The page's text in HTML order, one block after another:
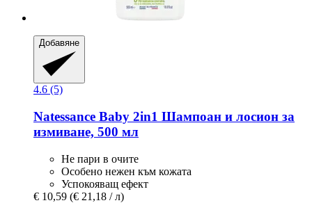
Добавяне
4.6 (5)
Natessance Baby 2in1 Шампоан и лосион за
измиване, 500 мл
Не пари в очите
Особено нежен към кожата
Успокояващ ефект
€ 10,59 (€ 21,18 / л)